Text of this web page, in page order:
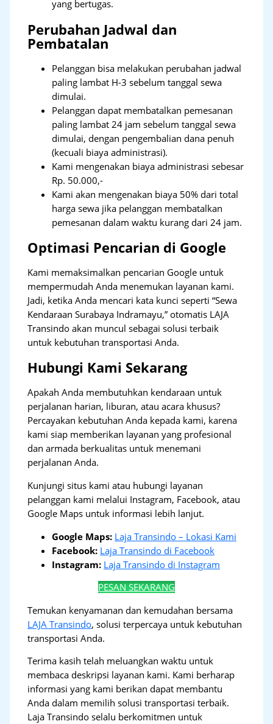
yang bertugas.
Perubahan Jadwal dan
Pembatalan
Pelanggan bisa melakukan perubahan jadwal
paling lambat H-3 sebelum tanggal sewa
dimulai.
Pelanggan dapat membatalkan pemesanan
paling lambat 24 jam sebelum tanggal sewa
dimulai, dengan pengembalian dana penuh
(kecuali biaya administrasi).
Kami mengenakan biaya administrasi sebesar
Rp. 50.000,-
Kami akan mengenakan biaya 50% dari total
harga sewa jika pelanggan membatalkan
pemesanan dalam waktu kurang dari 24 jam.
Optimasi Pencarian di Google
Kami memaksimalkan pencarian Google untuk
mempermudah Anda menemukan layanan kami.
Jadi, ketika Anda mencari kata kunci seperti “Sewa
Kendaraan Surabaya Indramayu,” otomatis LAJA
Transindo akan muncul sebagai solusi terbaik
untuk kebutuhan transportasi Anda.
Hubungi Kami Sekarang
Apakah Anda membutuhkan kendaraan untuk
perjalanan harian, liburan, atau acara khusus?
Percayakan kebutuhan Anda kepada kami, karena
kami siap memberikan layanan yang profesional
dan armada berkualitas untuk menemani
perjalanan Anda.
Kunjungi situs kami atau hubungi layanan
pelanggan kami melalui Instagram, Facebook, atau
Google Maps untuk informasi lebih lanjut.
Google Maps: Laja Transindo – Lokasi Kami
Facebook: Laja Transindo di Facebook
Instagram: Laja Transindo di Instagram
PESAN SEKARANG
Temukan kenyamanan dan kemudahan bersama
LAJA Transindo, solusi terpercaya untuk kebutuhan
transportasi Anda.
Terima kasih telah meluangkan waktu untuk
membaca deskripsi layanan kami. Kami berharap
informasi yang kami berikan dapat membantu
Anda dalam memilih solusi transportasi terbaik.
Laja Transindo selalu berkomitmen untuk